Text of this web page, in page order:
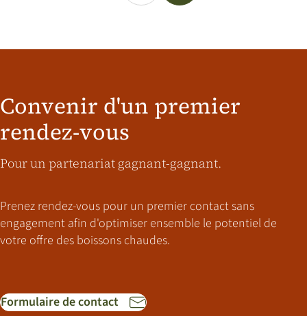
Convenir d'un premier
rendez-vous
Pour un partenariat gagnant-gagnant.
Prenez rendez-vous pour un premier contact sans
engagement afin d'optimiser ensemble le potentiel de
votre offre des boissons chaudes.
Formulaire de contact